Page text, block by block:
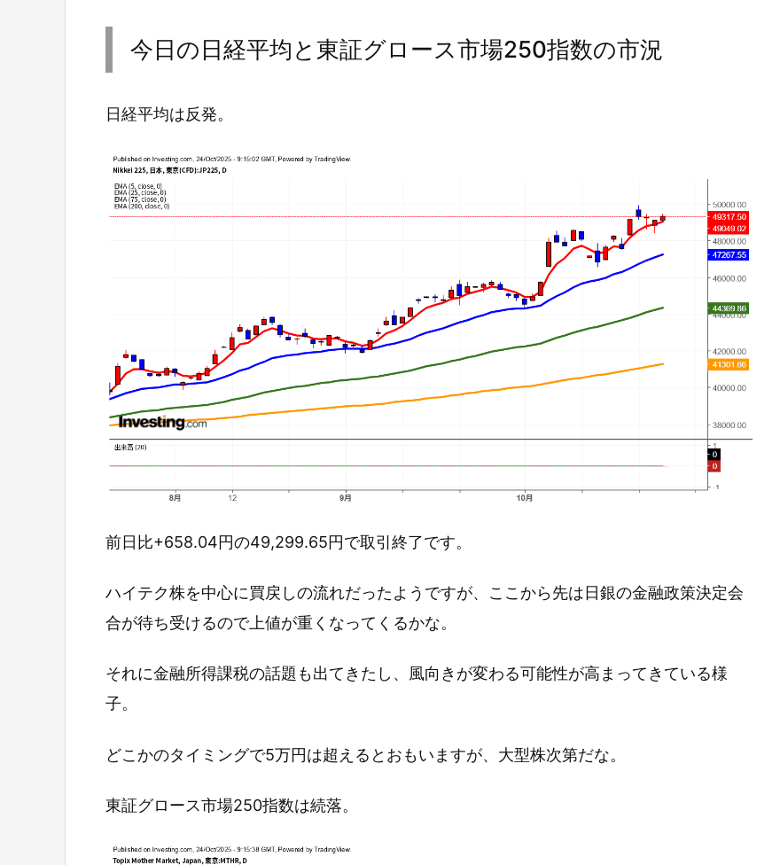
今日の日経平均と東証グロース市場250指数の市況
日経平均は反発。
前日比+658.04円の49,299.65円で取引終了です。
ハイテク株を中心に買戻しの流れだったようですが、ここから先は日銀の金融政策決定会
合が待ち受けるので上値が重くなってくるかな。
それに金融所得課税の話題も出てきたし、風向きが変わる可能性が高まってきている様
子。
どこかのタイミングで5万円は超えるとおもいますが、大型株次第だな。
東証グロース市場250指数は続落。